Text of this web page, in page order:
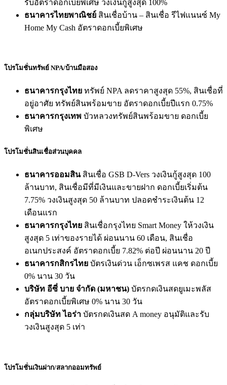
รับอัตราดอกเบี้ยพิเศษ วงเงินกู้สูงสุด 100%
ธนาคารไทยพาณิชย์ สินเชื่อบ้าน – สินเชื่อ รีไฟแนนซ์ My
Home My Cash อัตราดอกเบี้ยพิเศษ
โปรโมชั่นทรัพย์ NPA/บ้านมือสอง
ธนาคารกรุงไทย ทรัพย์ NPA ลดราคาสูงสุด 55%, สินเชื่อที่
อยู่อาศัย ทรัพย์สินพร้อมขาย อัตราดอกเบี้ยปีแรก 0.75%
ธนาคารกรุงเทพ บัวหลวงทรัพย์สินพร้อมขาย ดอกเบี้ย
พิเศษ
โปรโมชั่นสินเชื่อส่วนบุคคล
ธนาคารออมสินสินเชื่อ GSB D-Vers วงเงินกู้สูงสุด 100
ล้านบาท, สินเชื่อมีที่มีเงินและขายฝาก ดอกเบี้ยเริ่มต้น
7.75% วงเงินสูงสุด 50 ล้านบาท ปลอดชำระเงินต้น 12
เดือนแรก
ธนาคารกรุงไทย สินเชื่อกรุงไทย Smart Money ให้วงเงิน
สูงสุด 5 เท่าของรายได้ ผ่อนนาน 60 เดือน, สินเชื่อ
อเนกประสงค์ อัตราดอกเบี้ย 7.82% ต่อปี ผ่อนนาน 20 ปี
ธนาคารกสิกรไทย บัตรเงินด่วน เอ็กซเพรส แคช ดอกเบี้ย
0% นาน 30 วัน
บริษัท อีซี่ บาย จำกัด (มหาชน) บัตรกดเงินสดยูเมะพลัส
อัตราดอกเบี้ยพิเศษ 0% นาน 30 วัน
กลุ่มบริษัท ไอร่า บัตรกดเงินสด A money อนุมัติและรับ
วงเงินสูงสุด 5 เท่า
โปรโมชั่นเงินฝาก/สลากออมทรัพย์